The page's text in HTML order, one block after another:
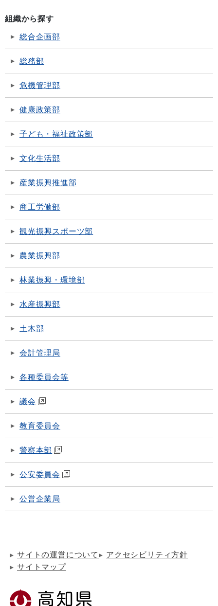
組織から探す
総合企画部
総務部
危機管理部
健康政策部
子ども・福祉政策部
文化生活部
産業振興推進部
商工労働部
観光振興スポーツ部
農業振興部
林業振興・環境部
水産振興部
土木部
会計管理局
各種委員会等
議会
教育委員会
警察本部
公安委員会
公営企業局
サイトの運営について
アクセシビリティ方針
サイトマップ